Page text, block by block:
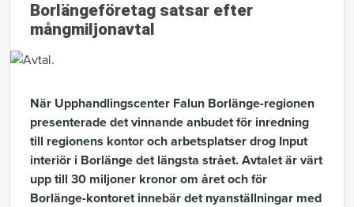
Borlängeföretag satsar efter
mångmiljonavtal
När Upphandlingscenter Falun Borlänge-regionen
presenterade det vinnande anbudet för inredning
till regionens kontor och arbetsplatser drog Input
interiör i Borlänge det längsta strået. Avtalet är värt
upp till 30 miljoner kronor om året och för
Borlänge-kontoret innebär det nyanställningar med